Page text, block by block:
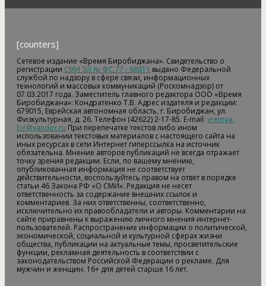
[counters]
Сетевое издание «Время Биробиджана». Свидетельство о
регистрации СМИ ЭЛ № ФС 77 - 68811 выдано Федеральной
службой по надзору в сфере связи, информационных
технологий и массовых коммуникаций (Роскомнадзор) от
07.03.2017 года. Заместитель главного редактора ООО «Время
Биробиджана»: Кондратенко Т.В. Адрес издателя и редакции:
679015, Еврейская автономная область, г. Биробиджан, ул.
Физкультурная, д. 26. Телефон (42622) 2-17-85. E-mail: vremya-
bir@yandex.ru При перепечатке текстов либо ином
использовании текстовых материалов с настоящего сайта на
иных ресурсах в сети Интернет гиперссылка на источник
обязательна. Мнение авторов публикаций не всегда отражает
точку зрения редакции. Если, по вашему мнению,
опубликованная информация не соответствует
действительности, воспользуйтесь правом на ответ в порядке
статьи 46 Закона РФ «О СМИ». Редакция не несет
ответственность за содержание внешних ссылок и
комментариев. За них ответственны, соответственно,
исключительно их правообладатели и авторы. Комментарии на
сайте приравнены к выражению личного мнения интернет-
пользователей. Распространение информации о политической,
экономической, социальной и культурной сферах жизни
общества, публикации на актуальные темы, просветительские
функции, рекламная деятельность в соответствии с
законодательством Российской Федерации о рекламе. Для
мужчин и женщин. 16+ для детей старше 16 лет.